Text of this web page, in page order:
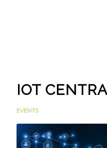
IOT
EVENTS